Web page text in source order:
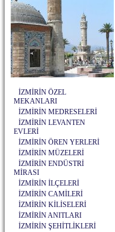
İZMİRİN ÖZEL
MEKANLARI
İZMİRİN MEDRESELERİ
İZMİRİN LEVANTEN
EVLERİ
İZMİRİN ÖREN YERLERİ
İZMİRİN MÜZELERİ
İZMİRİN ENDÜSTRİ
MİRASI
İZMİRİN İLÇELERİ
İZMİRİN CAMİLERİ
İZMİRİN KİLİSELERİ
İZMİRİN ANITLARI
İZMİRİN ŞEHİTLİKLERİ